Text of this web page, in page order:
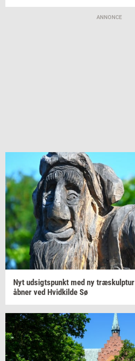
ANNONCE
Nyt ud­sigts­punkt med ny træskul­p­tur
åbner ved Hvid­kil­de Sø